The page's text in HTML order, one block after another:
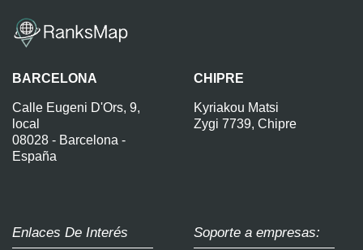
BARCELONA
Calle Eugeni D'Ors, 9,
local
08028 - Barcelona -
España
CHIPRE
Kyriakou Matsi
Zygi 7739, Chipre
Enlaces De Interés Soporte a empresas: